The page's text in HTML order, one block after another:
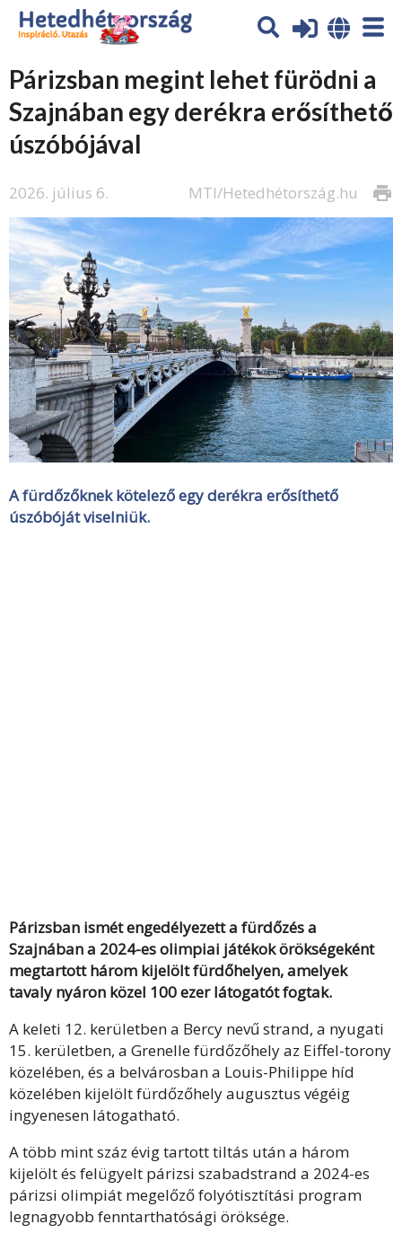
Párizsban megint lehet fürödni a
Szajnában egy derékra erősíthető
úszóbójával
2026. július 6. print
MTI/Hetedhétország.hu
A fürdőzőknek kötelező egy derékra erősíthető
úszóbóját viselniük.
Párizsban ismét engedélyezett a fürdőzés a
Szajnában a 2024-es olimpiai játékok örökségeként
megtartott három kijelölt fürdőhelyen, amelyek
tavaly nyáron közel 100 ezer látogatót fogtak.
A keleti 12. kerületben a Bercy nevű strand, a nyugati
15. kerületben, a Grenelle fürdőzőhely az Eiffel-torony
közelében, és a belvárosban a Louis-Philippe híd
közelében kijelölt fürdőzőhely augusztus végéig
ingyenesen látogatható.
A több mint száz évig tartott tiltás után a három
kijelölt és felügyelt párizsi szabadstrand a 2024-es
párizsi olimpiát megelőző folyótisztítási program
legnagyobb fenntarthatósági öröksége.